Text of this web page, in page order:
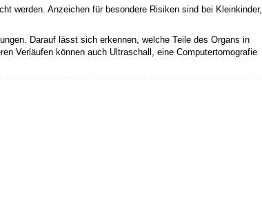
werden. Anzeichen für besondere Risiken sind bei Kleinkinder,
Darauf lässt sich erkennen, welche Teile des Organs in
Verläufen können auch Ultraschall, eine Computertomografie